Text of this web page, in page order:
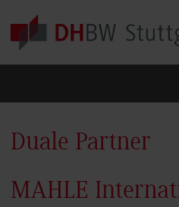
Skip to main content
Duale Partner
MAHLE